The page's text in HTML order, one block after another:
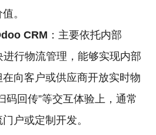
。
CRM ：主要依托内部
进行物流管理，能够实现内部
向客户或供应商开放实时物
码回传”等交互体验上，通常
户或定制开发。